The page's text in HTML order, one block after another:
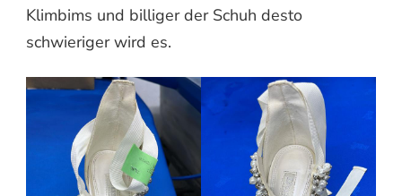
Klimbims und billiger der Schuh desto
schwieriger wird es.